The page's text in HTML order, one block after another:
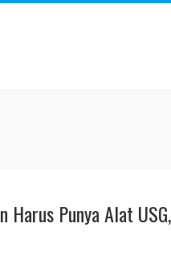
Harus Punya Alat